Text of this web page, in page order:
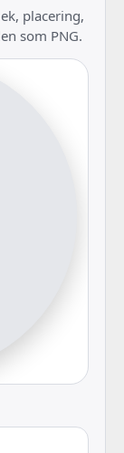
placering,
som PNG.